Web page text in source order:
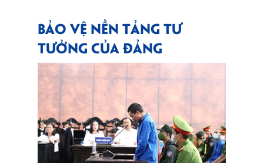
BẢO VỆ NỀN TẢNG TƯ
TƯỞNG CỦA ĐẢNG